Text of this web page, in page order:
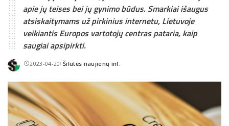
apie jų teises bei jų gynimo būdus. Smarkiai išaugus
atsiskaitymams už pirkinius internetu, Lietuvoje
veikiantis Europos vartotojų centras pataria, kaip
saugiai apsipirkti.
2023-04-20Posted
Šilutės naujienų inf.